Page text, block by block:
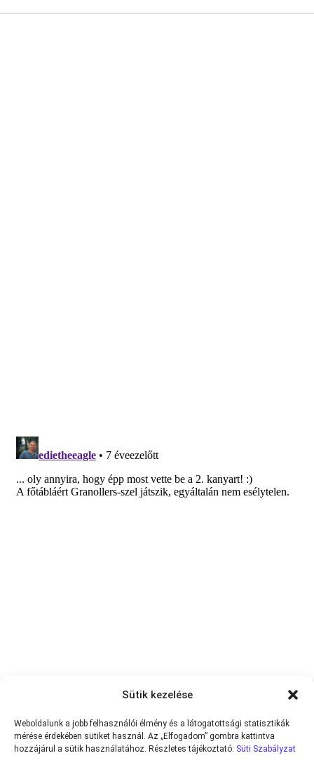
Sütik kezelése
Weboldalunk a jobb felhasználói élmény és a látogatottsági statisztikák
mérése érdekében sütiket használ. Az „Elfogadom” gombra kattintva
hozzájárul a sütik használatához. Részletes tájékoztató: Süti Szabályzat